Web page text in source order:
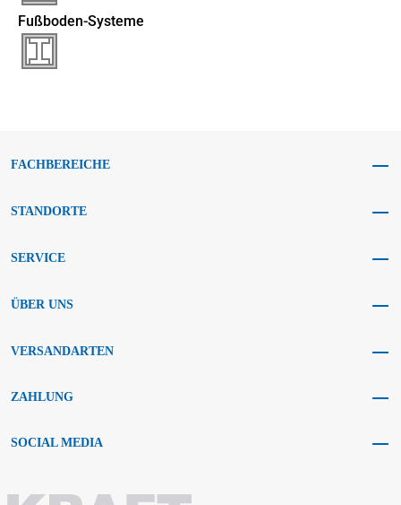
FACHBEREICHE
STANDORTE
SERVICE
ÜBER UNS
VERSANDARTEN
ZAHLUNG
SOCIAL MEDIA